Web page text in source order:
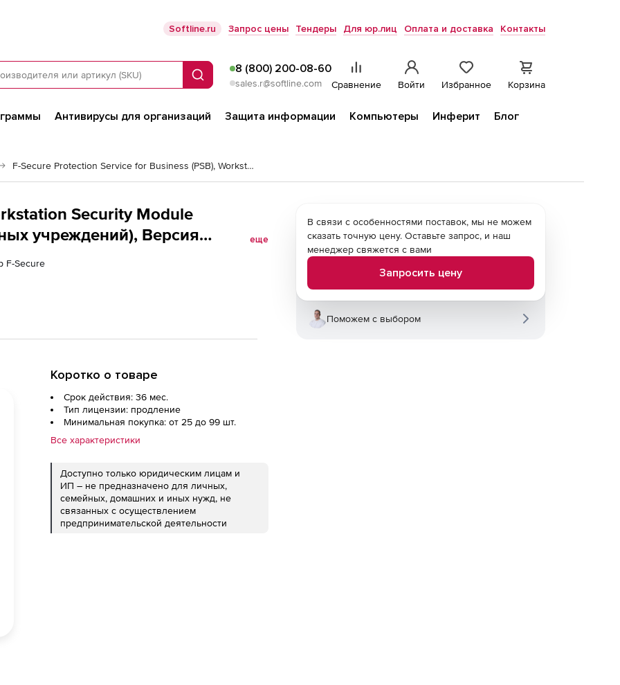
Softline.ru Запрос цены Тендеры Для юр.лиц Оплата и доставка Контакты
Поиск
8 (800) 200-08-60
sales.r@softline.com Сравнение Войти Избранное Корзина
Антивирусы для организаций Защита информации Компьютеры Инферит
Блог
F-Secure Protection Service for Business (PSB), Workstation Security Module
Security Module
учреждений), Версия
лицензий
еще
F-Secure
Коротко о товаре
Срок действия: 36 мес.
Тип лицензии: продление
Минимальная покупка: от 25 до 99 шт.
Все характеристики
Доступно только юридическим лицам и
ИП – не предназначено для личных,
семейных, домашних и иных нужд, не
связанных с осуществлением
предпринимательской деятельности
В связи с особенностями поставок, мы не можем
сказать точную цену. Оставьте запрос, и наш
менеджер свяжется с вами
Запросить цену
Поможем с выбором